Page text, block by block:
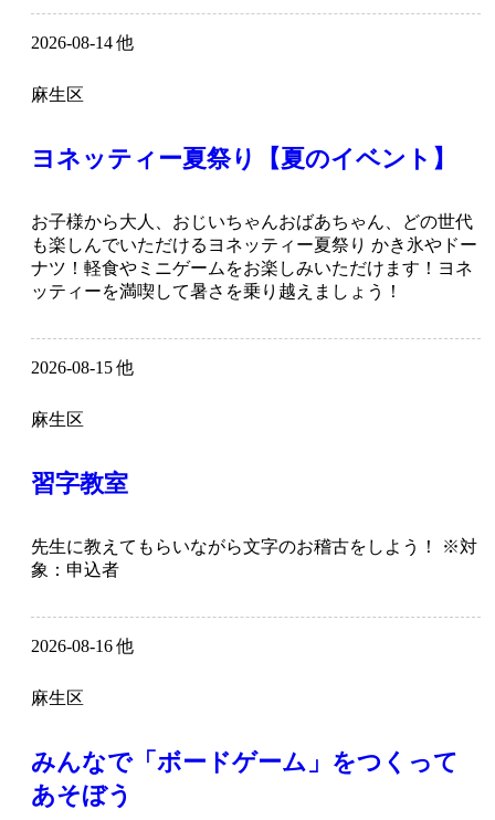
2026-08-14 他
麻生区
ヨネッティー夏祭り【夏のイベント】
お子様から大人、おじいちゃんおばあちゃん、どの世代
も楽しんでいただけるヨネッティー夏祭り かき氷やドー
ナツ！軽食やミニゲームをお楽しみいただけます！ヨネ
ッティーを満喫して暑さを乗り越えましょう！
2026-08-15 他
麻生区
習字教室
先生に教えてもらいながら文字のお稽古をしよう！ ※対
象：申込者
2026-08-16 他
麻生区
みんなで「ボードゲーム」をつくって
あそぼう